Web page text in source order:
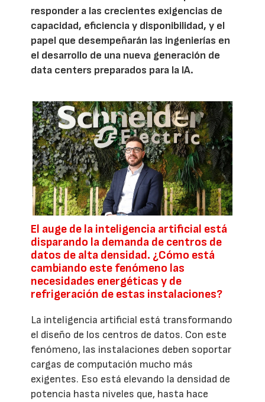
responder a las crecientes exigencias de
capacidad, eficiencia y disponibilidad, y el
papel que desempeñarán las ingenierías en
el desarrollo de una nueva generación de
data centers preparados para la IA.
El auge de la inteligencia artificial está
disparando la demanda de centros de
datos de alta densidad. ¿Cómo está
cambiando este fenómeno las
necesidades energéticas y de
refrigeración de estas instalaciones?
La inteligencia artificial está transformando
el diseño de los centros de datos. Con este
fenómeno, las instalaciones deben soportar
cargas de computación mucho más
exigentes. Eso está elevando la densidad de
potencia hasta niveles que, hasta hace